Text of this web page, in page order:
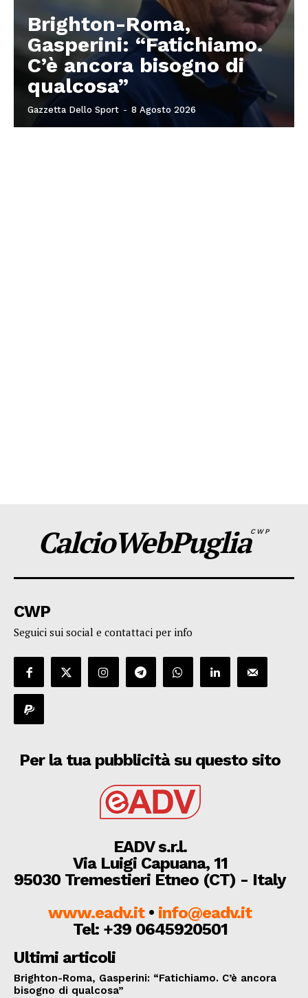
Brighton-Roma,
Gasperini: “Fatichiamo.
C’è ancora bisogno di
qualcosa”
Gazzetta Dello Sport - 8 Agosto 2026
CalcioWebPugliaCWP
CWP
Seguici sui social e contattaci per info
Per la tua pubblicità su questo sito
EADV s.r.l.
Via Luigi Capuana, 11
95030 Tremestieri Etneo (CT) - Italy
www.eadv.it• info@eadv.it
Tel: +39 0645920501
Ultimi articoli
Brighton-Roma, Gasperini: “Fatichiamo. C’è ancora
bisogno di qualcosa”